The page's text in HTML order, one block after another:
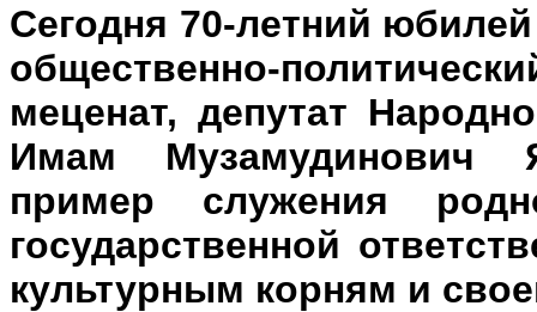
Сегодня 70-летний
общественно-
меценат, депутат
Имам
пример служения
государственной
культурным корням и